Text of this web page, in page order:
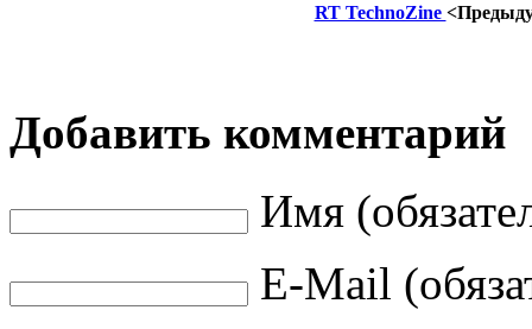
RT TechnoZine
Добавить комментарий
Имя
E-Mail